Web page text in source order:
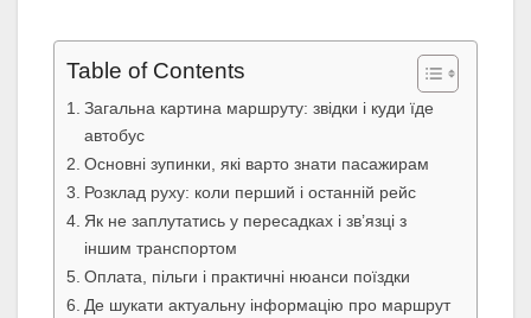
Table of Contents
Загальна картина маршруту: звідки і куди їде
автобус
Основні зупинки, які варто знати пасажирам
Розклад руху: коли перший і останній рейс
Як не заплутатись у пересадках і зв’язці з
іншим транспортом
Оплата, пільги і практичні нюанси поїздки
Де шукати актуальну інформацію про маршрут